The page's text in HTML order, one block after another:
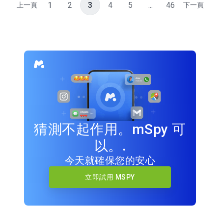
上一頁 1 2 3 4 5 ... 46 下一頁
猜測不起作用。mSpy 可
以。.
今天就確保您的安心
立即試用 MSPY